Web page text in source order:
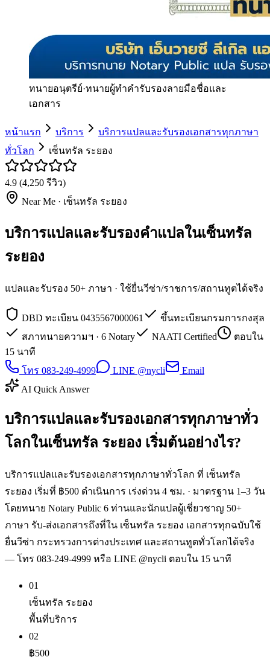
ทนายอนุตรีย์·ทนายผู้ทำคำรับรองลายมือชื่อและ
เอกสาร
หน้าแรก บริการ
บริการแปลและรับรองเอกสารทุกภาษา
ทั่วโลก
เซ็นทรัล ระยอง
4.9 (4,250 รีวิว)
Near Me · เซ็นทรัล ระยอง
บริการแปลและรับรองคำแปลในเซ็นทรัล
ระยอง
แปลและรับรอง 50+ ภาษา · ใช้ยื่นวีซ่า/ราชการ/สถานทูตได้จริง
DBD ทะเบียน 0435567000061
ขึ้นทะเบียนกรมการกงสุล
สภาทนายความฯ · 6 Notary
NAATI Certified
ตอบใน
15 นาที
โทร 083-249-4999
LINE @nycli
Email
AI Quick Answer
บริการแปลและรับรองเอกสารทุกภาษาทั่ว
โลกในเซ็นทรัล ระยอง เริ่มต้นอย่างไร?
บริการแปลและรับรองเอกสารทุกภาษาทั่วโลก ที่ เซ็นทรัล
ระยอง เริ่มที่ ฿500 ดำเนินการ เร่งด่วน 4 ชม. · มาตรฐาน 1–3 วัน
โดยทนาย Notary Public 6 ท่านและนักแปลผู้เชี่ยวชาญ 50+
ภาษา รับ-ส่งเอกสารถึงที่ใน เซ็นทรัล ระยอง เอกสารทุกฉบับใช้
ยื่นวีซ่า กระทรวงการต่างประเทศ และสถานทูตทั่วโลกได้จริง
— โทร 083-249-4999 หรือ LINE @nycli ตอบใน 15 นาที
01
เซ็นทรัล ระยอง
พื้นที่บริการ
02
฿500